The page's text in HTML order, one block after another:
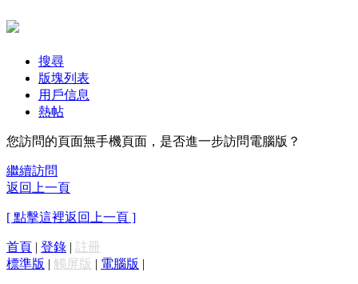
搜尋
版塊列表
用戶信息
熱帖
您訪問的頁面無手機頁面，是否進一步訪問電腦版？
繼續訪問
返回上一頁
[ 點擊這裡返回上一頁 ]
首頁 | 登錄 | 註冊
標準版 | 觸屏版 | 電腦版 |